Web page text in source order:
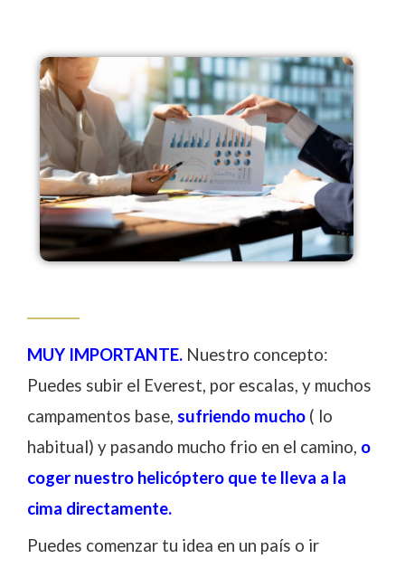
MUY IMPORTANTE. Nuestro concepto:
Puedes subir el Everest, por escalas, y muchos
campamentos base, sufriendo mucho ( lo
habitual) y pasando mucho frio en el camino, o
coger nuestro helicóptero que te lleva a la
cima directamente.
Puedes comenzar tu idea en un país o ir